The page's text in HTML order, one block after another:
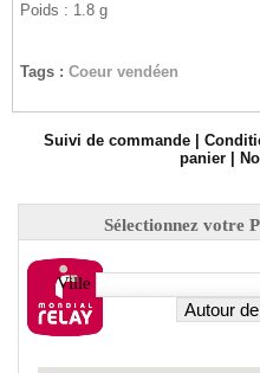
Poids : 1.8 g
Tags : Coeur vendéen
Suivi de commande
panier
Sélectionnez votre
Ville
Autour